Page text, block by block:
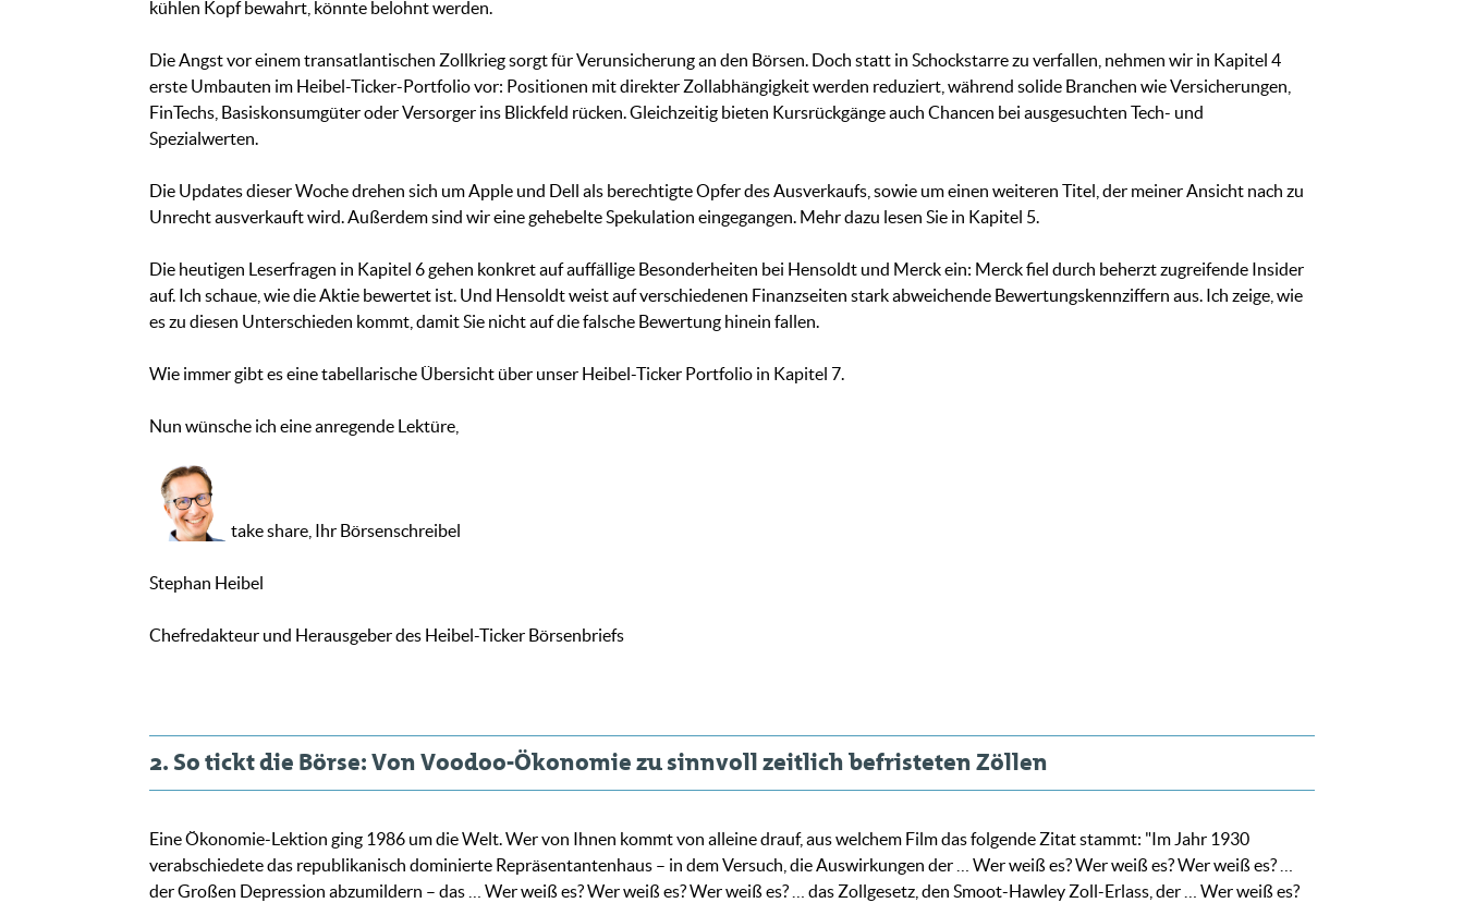
kühlen Kopf bewahrt, könnte belohnt werden.
Die Angst vor einem transatlantischen Zollkrieg sorgt für Verunsicherung an den Börsen. Doch statt in Schockstarre zu verfallen, nehmen wir in Kapitel 4
erste Umbauten im Heibel-Ticker-Portfolio vor: Positionen mit direkter Zollabhängigkeit werden reduziert, während solide Branchen wie Versicherungen,
FinTechs, Basiskonsumgüter oder Versorger ins Blickfeld rücken. Gleichzeitig bieten Kursrückgänge auch Chancen bei ausgesuchten Tech- und
Spezialwerten.
Die Updates dieser Woche drehen sich um Apple und Dell als berechtigte Opfer des Ausverkaufs, sowie um einen weiteren Titel, der meiner Ansicht nach zu
Unrecht ausverkauft wird. Außerdem sind wir eine gehebelte Spekulation eingegangen. Mehr dazu lesen Sie in Kapitel 5.
Die heutigen Leserfragen in Kapitel 6 gehen konkret auf auffällige Besonderheiten bei Hensoldt und Merck ein: Merck fiel durch beherzt zugreifende Insider
auf. Ich schaue, wie die Aktie bewertet ist. Und Hensoldt weist auf verschiedenen Finanzseiten stark abweichende Bewertungskennziffern aus. Ich zeige, wie
es zu diesen Unterschieden kommt, damit Sie nicht auf die falsche Bewertung hinein fallen.
Wie immer gibt es eine tabellarische Übersicht über unser Heibel-Ticker Portfolio in Kapitel 7.
Nun wünsche ich eine anregende Lektüre,
take share, Ihr Börsenschreibel
Stephan Heibel
Chefredakteur und Herausgeber des Heibel-Ticker Börsenbriefs
2. So tickt die Börse: Von Voodoo-Ökonomie zu sinnvoll zeitlich befristeten Zöllen
Eine Ökonomie-Lektion ging 1986 um die Welt. Wer von Ihnen kommt von alleine drauf, aus welchem Film das folgende Zitat stammt: "Im Jahr 1930
verabschiedete das republikanisch dominierte Repräsentantenhaus – in dem Versuch, die Auswirkungen der … Wer weiß es? Wer weiß es? Wer weiß es? …
der Großen Depression abzumildern – das … Wer weiß es? Wer weiß es? Wer weiß es? … das Zollgesetz, den Smoot-Hawley Zoll-Erlass, der … Wer weiß es?